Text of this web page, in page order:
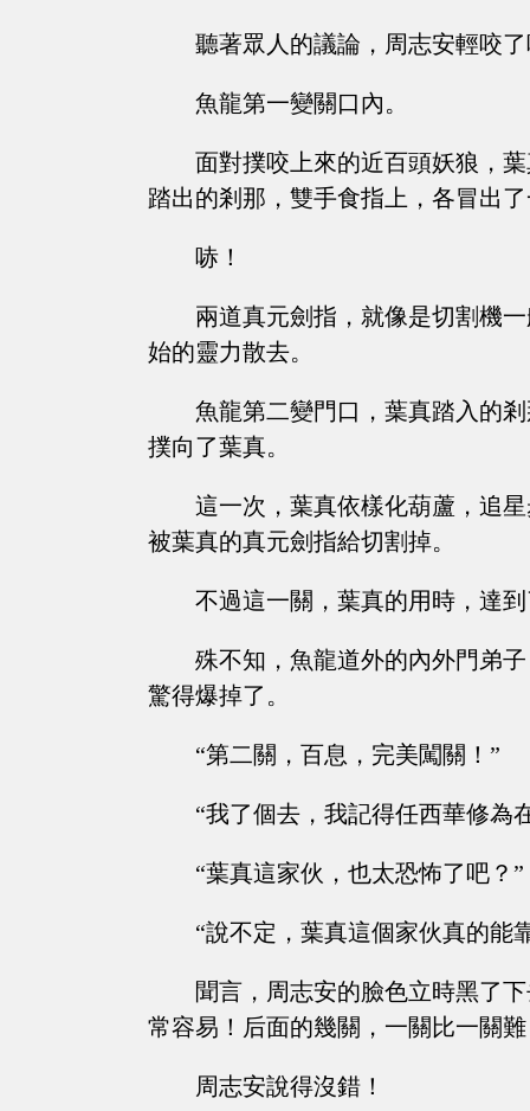
聽著眾人的議論，周志安輕咬
魚龍第一變關口內。
面對撲咬上來的近百頭妖狼，
踏出的剎那，雙手食指上，各冒出
哧！
兩道真元劍指，就像是切割機
始的靈力散去。
魚龍第二變門口，葉真踏入的
撲向了葉真。
這一次，葉真依樣化葫蘆，追
被葉真的真元劍指給切割掉。
不過這一關，葉真的用時，達
殊不知，魚龍道外的內外門弟
驚得爆掉了。
“第二關，百息，完美闖關！”
“我了個去，我記得任西華修為
“葉真這家伙，也太恐怖了吧？”
“說不定，葉真這個家伙真的能
聞言，周志安的臉色立時黑了
常容易！后面的幾關，一關比一關難
周志安說得沒錯！